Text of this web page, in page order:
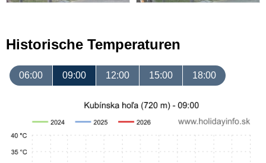
Historische Temperaturen
06:00 09:00 12:00 15:00 18:00